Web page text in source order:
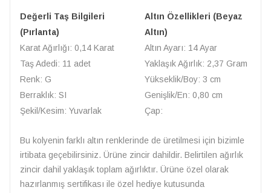
Değerli Taş Bilgileri
(Pırlanta)
Karat Ağırlığı: 0,14 Karat
Taş Adedi: 11 adet
Renk: G
Berraklık: SI
Şekil/Kesim: Yuvarlak
Altın Özellikleri (Beyaz
Altın)
Altın Ayarı: 14 Ayar
Yaklaşık Ağırlık: 2,37 Gram
Yükseklik/Boy: 3 cm
Genişlik/En: 0,80 cm
Çap:
Bu kolyenin farklı altın renklerinde de üretilmesi için bizimle
irtibata geçebilirsiniz. Ürüne zincir dahildir. Belirtilen ağırlık
zincir dahil yaklaşık toplam ağırlıktır. Ürüne özel olarak
hazırlanmış sertifikası ile özel hediye kutusunda